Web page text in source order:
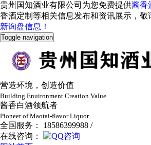
贵州国知酒业有限公司为您免费提供酱香
香酒定制等相关信息发布和资讯展示，敬
新询盘信息！
Toggle navigation
营造环境，创造价值
Building Enuironment Creation Value
酱香白酒领航者
Pioneer of Maotai-flavor Liquor
全国服务： 18586399988 /
在线咨询：